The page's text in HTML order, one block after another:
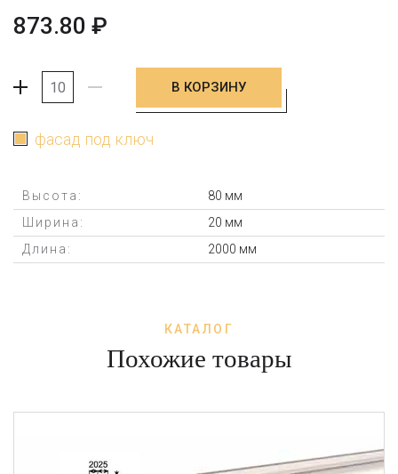
873.80 ₽
-
+ В КОРЗИНУ
фасад под ключ
Высота:
80 мм
Ширина:
20 мм
Длина:
2000 мм
КАТАЛОГ
Похожие товары